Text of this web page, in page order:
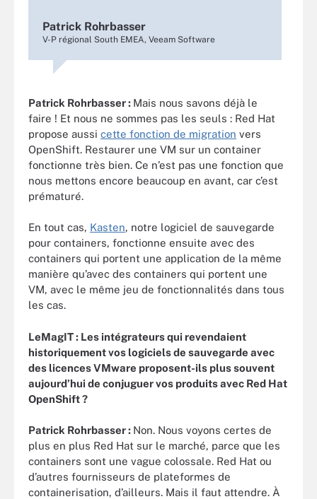
Patrick Rohrbasser
V-P régional South EMEA, Veeam Software
Patrick Rohrbasser : Mais nous savons déjà le
faire ! Et nous ne sommes pas les seuls : Red Hat
propose aussi cette fonction de migration vers
OpenShift. Restaurer une VM sur un container
fonctionne très bien. Ce n’est pas une fonction que
nous mettons encore beaucoup en avant, car c’est
prématuré.
En tout cas, Kasten, notre logiciel de sauvegarde
pour containers, fonctionne ensuite avec des
containers qui portent une application de la même
manière qu’avec des containers qui portent une
VM, avec le même jeu de fonctionnalités dans tous
les cas.
LeMagIT : Les intégrateurs qui revendaient
historiquement vos logiciels de sauvegarde avec
des licences VMware proposent-ils plus souvent
aujourd’hui de conjuguer vos produits avec Red Hat
OpenShift ?
Patrick Rohrbasser : Non. Nous voyons certes de
plus en plus Red Hat sur le marché, parce que les
containers sont une vague colossale. Red Hat ou
d’autres fournisseurs de plateformes de
containerisation, d’ailleurs. Mais il faut attendre. À